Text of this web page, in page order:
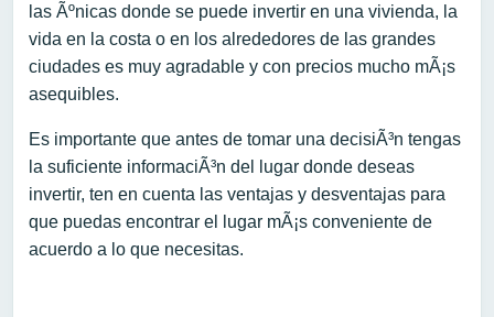
las Ãºnicas donde se puede invertir en una vivienda, la
vida en la costa o en los alrededores de las grandes
ciudades es muy agradable y con precios mucho mÃ¡s
asequibles.
Es importante que antes de tomar una decisiÃ³n tengas
la suficiente informaciÃ³n del lugar donde deseas
invertir, ten en cuenta las ventajas y desventajas para
que puedas encontrar el lugar mÃ¡s conveniente de
acuerdo a lo que necesitas.